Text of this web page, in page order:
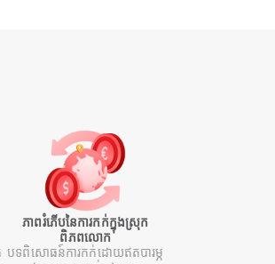
ភាពរំភើបនៃការកក់ក្នុងស្រុក
ពិភពលោក
បទពិសោធន៍ការកក់ដោយឥតបារម្ភ